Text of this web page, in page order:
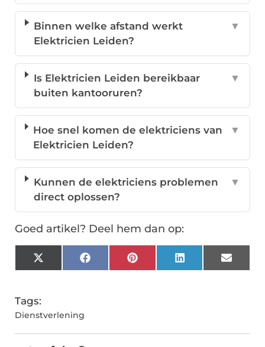
Binnen welke afstand werkt
Elektricien Leiden?
▼
Is Elektricien Leiden bereikbaar
buiten kantooruren?
▼
Hoe snel komen de elektriciens van
Elektricien Leiden?
▼
Kunnen de elektriciens problemen
direct oplossen?
▼
Goed artikel? Deel hem dan op:
X
(Twitter)
FacebookPinterestLinkedInEmail
Tags:
Dienstverlening